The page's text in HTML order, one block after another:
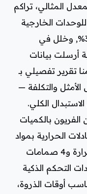
18% عن المعدل المثالي، تراكم
للوحدات الخارجية
قلل كفاءة التبادل الحراري بنسبة 32%, وخلل في
داخلية أرسلت بيانات
تقرير تفصيلي بـ
والتكلفة —
الكلي.
بالكميات
الحرارية بمواد
متخصصة، استبدال 9 حساسات حرارة و4 صمامات
التحكم الذكية
أوقات الذروة،